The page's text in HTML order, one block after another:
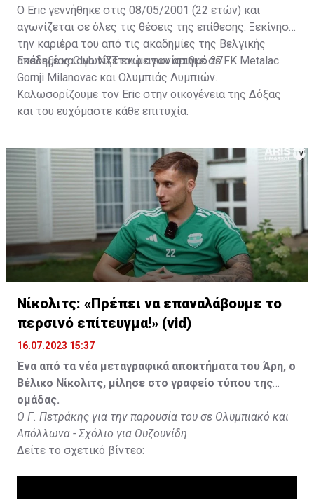
Ο Eric γεννήθηκε στις 08/05/2001 (22 ετών) και
αγωνίζεται σε όλες τις θέσεις της επίθεσης. Ξεκίνησε
την καριέρα του από τις ακαδημίες της Βελγικής
ακαδημίας Club NXT ενώ αγωνίστηκε σε FK Metalac
Gornji Milanovac και Ολυμπιάς Λυμπιών.
Επέλεξε να αγωνίζεται με τον αριθμό 27.
Καλωσορίζουμε τον Eric στην οικογένεια της Δόξας
και του ευχόμαστε κάθε επιτυχία.
Νίκολιτς: «Πρέπει να επαναλάβουμε το
περσινό επίτευγμα!» (vid)
16.07.2023 15:37
Ένα από τα νέα μεταγραφικά αποκτήματα του Άρη, ο
Βέλικο Νίκολιτς, μίλησε στο γραφείο τύπου της
ομάδας.
Ο Γ. Πετράκης για την παρουσία του σε Ολυμπιακό και
Απόλλωνα - Σχόλιο για Ουζουνίδη
Δείτε το σχετικό βίντεο: